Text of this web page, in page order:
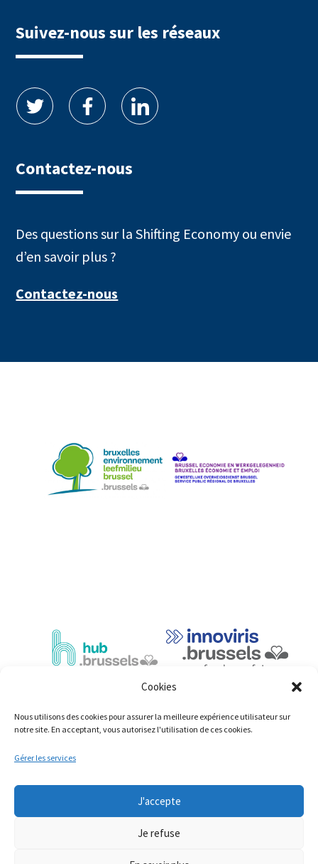
Cookies
Nous utilisons des cookies pour assurer la meilleure expérience utilisateur sur
notre site. En acceptant, vous autorisez l'utilisation de ces cookies.
Gérer les services
J'accepte
Je refuse
Suivez-nous sur les réseaux
Contactez-nous
Des questions sur la Shifting Economy ou envie
d’en savoir plus ?
Contactez-nous
© Copyright 2023: ShiftingEconomy.brussels
Déclaration d’accessibilité